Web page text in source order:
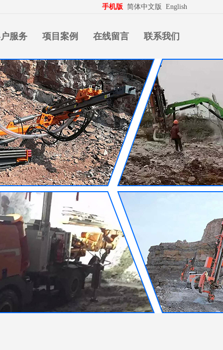
手机版 简体中文版 English
服务 项目案例 在线留言 联系我们